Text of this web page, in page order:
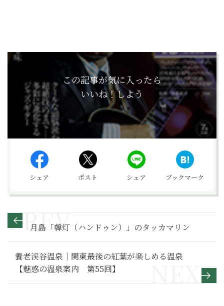
この記事が気に入ったら
いいね！しよう
シェア ポスト シェア ブックマーク
月島「韓灯（ハンドゥン）」のタッカマリン
養老渓谷温泉｜関東最後の紅葉が楽しめる温泉
【魅惑の温泉案内 第55回】